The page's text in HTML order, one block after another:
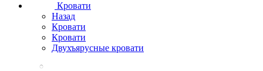
Кровати
Назад
Кровати
Кровати
Двухъярусные кровати